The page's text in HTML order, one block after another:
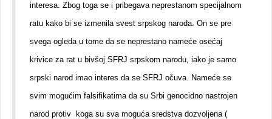
interesa. Zbog toga se i pribegava neprestanom specijalnom
ratu kako bi se izmenila svest srpskog naroda. On se pre
svega ogleda u tome da se neprestano nameće osećaj
krivice za rat u bivšoj SFRJ srpskom narodu, iako je samo
srpski narod imao interes da se SFRJ očuva. Nameće se
svim mogućim falsifikatima da su Srbi genocidno nastrojen
narod protiv koga su sva moguća sredstva dozvoljena (